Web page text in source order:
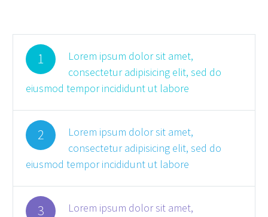
1
Lorem ipsum dolor sit amet,
consectetur adipisicing elit, sed do
eiusmod tempor incididunt ut labore
2
Lorem ipsum dolor sit amet,
consectetur adipisicing elit, sed do
eiusmod tempor incididunt ut labore
3
Lorem ipsum dolor sit amet,